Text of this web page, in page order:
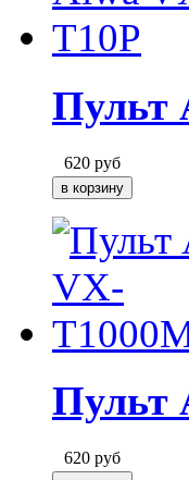
Пульт
620 руб
Пульт
620 руб